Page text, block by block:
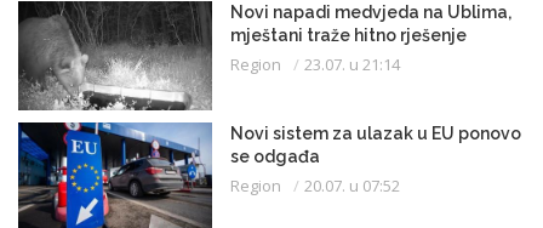
Novi napadi medvjeda na Ublima,
mještani traže hitno rješenje
Region 23.07. u 21:14
Novi sistem za ulazak u EU ponovo
se odgađa
Region 20.07. u 07:52